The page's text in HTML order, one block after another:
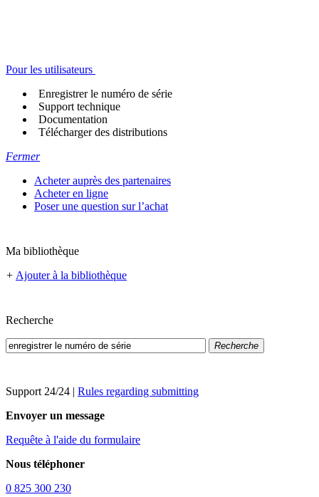
Pour les utilisateurs
Enregistrer le numéro de série
Support technique
Documentation
Télécharger des distributions
Fermer
Acheter auprès des partenaires
Acheter en ligne
Poser une question sur l’achat
Ma bibliothèque
+ Ajouter à la bibliothèque
Recherche
Recherche
Support 24/24 | Rules regarding submitting
Envoyer un message
Requête à l'aide du formulaire
Nous téléphoner
0 825 300 230